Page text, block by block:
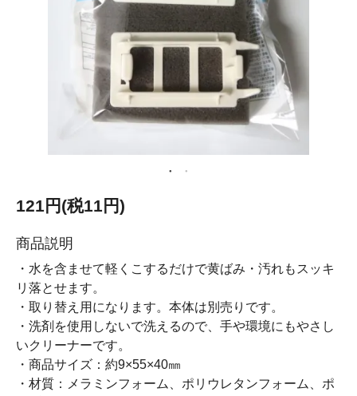
121円(税11円)
商品説明
・水を含ませて軽くこするだけで黄ばみ・汚れもスッキ
リ落とせます。
・取り替え用になります。本体は別売りです。
・洗剤を使用しないで洗えるので、手や環境にもやさし
いクリーナーです。
・商品サイズ：約9×55×40㎜
・材質：メラミンフォーム、ポリウレタンフォーム、ポ